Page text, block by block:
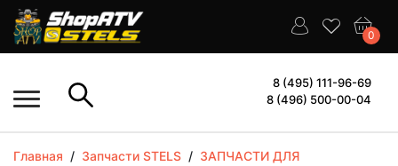
0
8 (495) 111-96-69
8 (496) 500-00-04
Главная / Запчасти STELS / ЗАПЧАСТИ ДЛЯ